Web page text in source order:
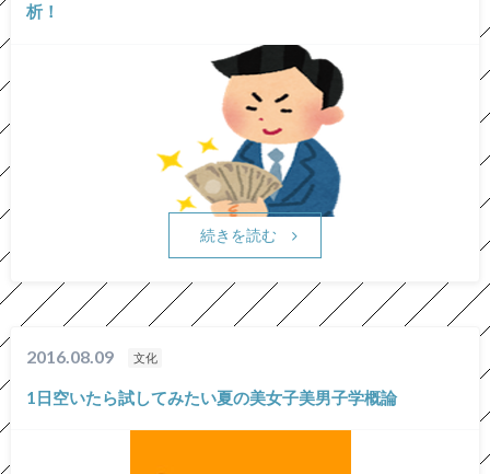
析！
続きを読む
2016.08.09 文化
1日空いたら試してみたい夏の美女子美男子学概論